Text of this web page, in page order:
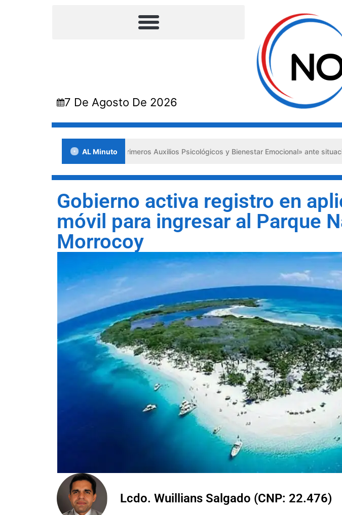
7 De Agosto De 2026
AL Minuto
en Lara impulsa los «Primeros Auxilios Psicológicos y Bienestar Emocional» ante situaciones de
Gobierno activa registro en
móvil para ingresar al Parque
Morrocoy
Lcdo. Wuillians Salgado (CNP: 22.476)